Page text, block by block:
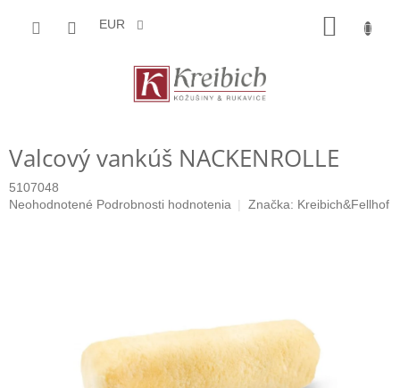
EUR
Valcový vankúš NACKENROLLE
5107048
Priemerné
Neohodnotené Podrobnosti hodnotenia Značka: Kreibich&Fellhof